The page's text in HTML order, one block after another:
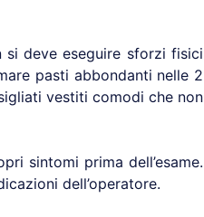
si deve eseguire sforzi fisici
pasti abbondanti nelle 2
vestiti comodi che non
sintomi prima dell’esame.
dell’operatore.